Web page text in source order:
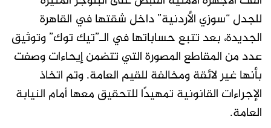
للجدل “سوزي الأردنية” داخل شقتها في القاهرة
الجديدة، بعد تتبع حساباتها في الـ”تيك توك” وتوثيق
عدد من المقاطع المصورة التي تتضمن إيحاءات وصفت
بأنها غير لائقة ومخالفة للقيم العامة. وتم اتخاذ
الإجراءات القانونية تمهيدًا للتحقيق معها أمام النيابة
العامة.